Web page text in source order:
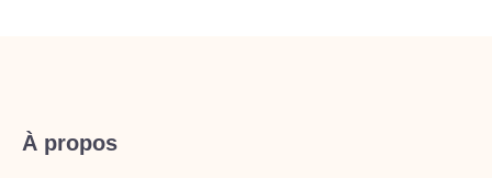
À propos